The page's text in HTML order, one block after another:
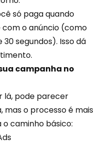
só paga quando
o anúncio (como
segundos). Isso dá
campanha no
lá, pode parecer
mas o processo é mais
o caminho básico: